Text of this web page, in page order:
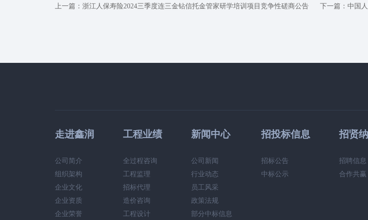
上一篇： 浙江人保寿险2024三季度连三金钻信托金管家研学培训项目竞争性磋商公告 下一篇： 中国
走进鑫润
公司简介
组织架构
企业文化
企业资质
企业荣誉
工程业绩
全过程咨询
工程监理
招标代理
造价咨询
工程设计
新闻中心
公司新闻
行业动态
员工风采
政策法规
部分中标信息
招投标信息
招标公告
中标公示
招贤
招聘信息
合作共赢